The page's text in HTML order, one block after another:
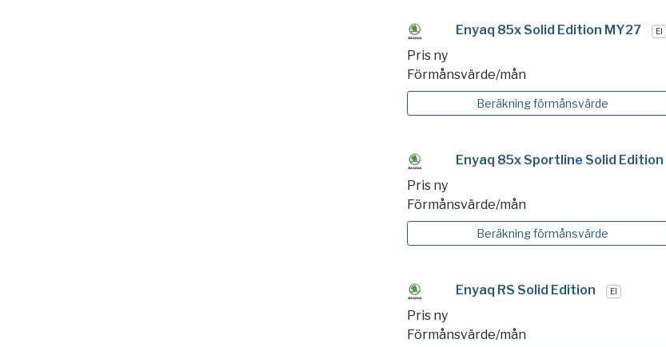
Enyaq 85x Solid Edition MY27 El
Pris ny
Förmånsvärde/mån
Beräkningförmånsvärde
Enyaq 85x Sportline Solid Edition
Pris ny
Förmånsvärde/mån
Beräkningförmånsvärde
Enyaq RS Solid Edition El
Pris ny
Förmånsvärde/mån